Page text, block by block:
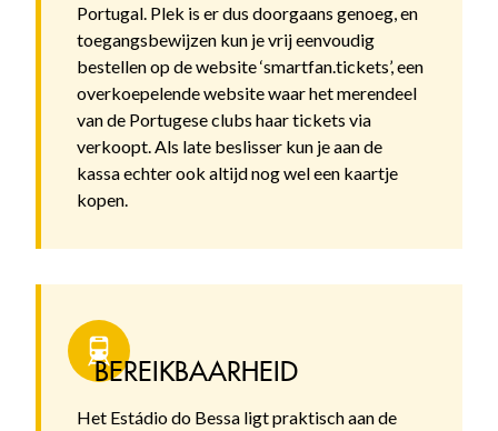
Portugal. Plek is er dus doorgaans genoeg, en
toegangsbewijzen kun je vrij eenvoudig
bestellen op de website ‘smartfan.tickets’, een
overkoepelende website waar het merendeel
van de Portugese clubs haar tickets via
verkoopt. Als late beslisser kun je aan de
kassa echter ook altijd nog wel een kaartje
kopen.
BEREIKBAARHEID
Het Estádio do Bessa ligt praktisch aan de